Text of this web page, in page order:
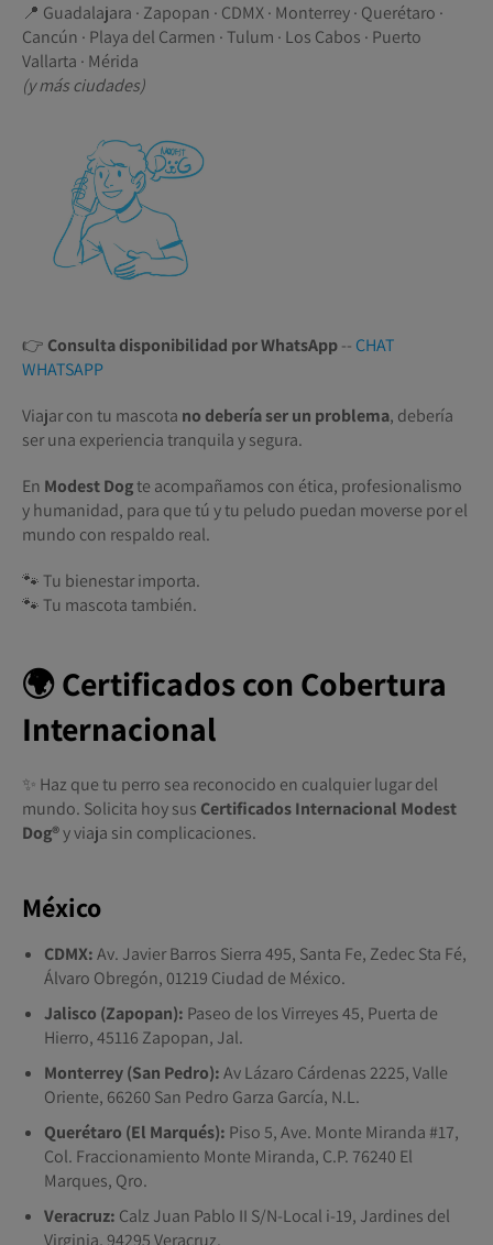
📍 Guadalajara · Zapopan · CDMX · Monterrey · Querétaro ·
Cancún · Playa del Carmen · Tulum · Los Cabos · Puerto
Vallarta · Mérida
(y más ciudades)
👉 Consulta disponibilidad por WhatsApp-- CHAT
WHATSAPP
Viajar con tu mascota no debería ser un problema, debería
ser una experiencia tranquila y segura.
En Modest Dogte acompañamos con ética, profesionalismo
y humanidad, para que tú y tu peludo puedan moverse por el
mundo con respaldo real.
🐾 Tu bienestar importa.
🐾 Tu mascota también.
🌍 Certificados con Cobertura
Internacional
✨ Haz que tu perro sea reconocido en cualquier lugar del
mundo. Solicita hoy sus Certificados Internacional Modest
Dog®️y viaja sin complicaciones.
México
CDMX:Av. Javier Barros Sierra 495, Santa Fe, Zedec Sta Fé,
Álvaro Obregón, 01219 Ciudad de México.
Jalisco (Zapopan): Paseo de los Virreyes 45, Puerta de
Hierro, 45116 Zapopan, Jal.
Monterrey (San Pedro):Av Lázaro Cárdenas 2225, Valle
Oriente, 66260 San Pedro Garza García, N.L.
Querétaro (El Marqués): Piso 5, Ave. Monte Miranda #17,
Col. Fraccionamiento Monte Miranda, C.P. 76240 El
Marques, Qro.
Veracruz: Calz Juan Pablo II S/N-Local i-19, Jardines del
Virginia, 94295 Veracruz.